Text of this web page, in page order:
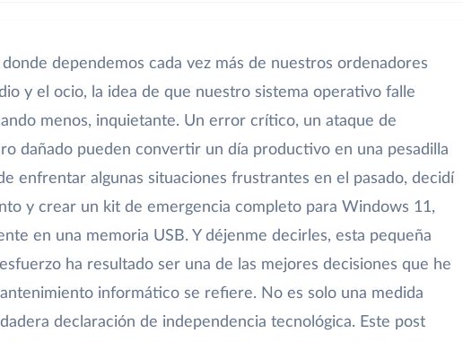
donde dependemos cada vez más de nuestros ordenadores
y el ocio, la idea de que nuestro sistema operativo falle
menos, inquietante. Un error crítico, un ataque de
dañado pueden convertir un día productivo en una pesadilla
enfrentar algunas situaciones frustrantes en el pasado, decidí
y crear un kit de emergencia completo para Windows 11,
en una memoria USB. Y déjenme decirles, esta pequeña
ha resultado ser una de las mejores decisiones que he
informático se refiere. No es solo una medida
declaración de independencia tecnológica. Este post